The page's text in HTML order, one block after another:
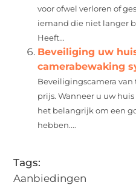
voor ofwel verloren of
iemand die niet langer
Heeft...
Beveiliging uw
camerabewaking
Beveiligingscamera
prijs. Wanneer u uw
het belangrijk om een
hebben....
Tags:
Aanbiedingen